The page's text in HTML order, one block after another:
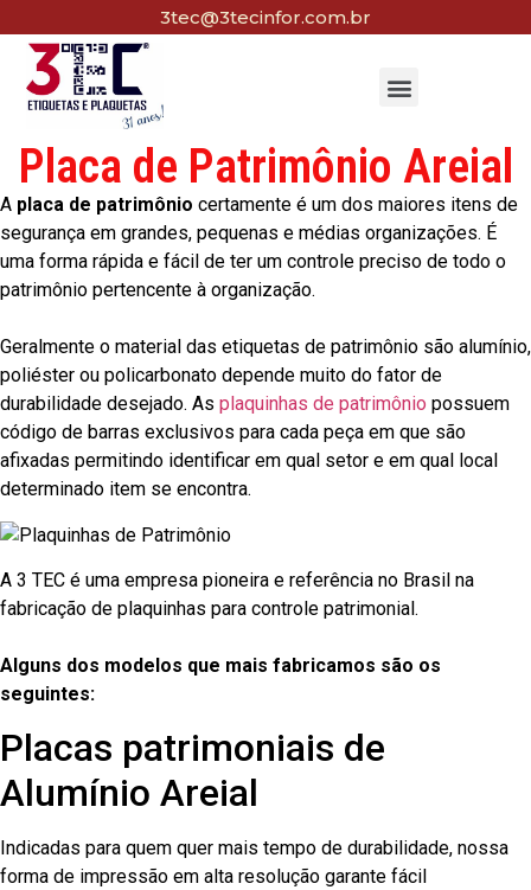
3tec@3tecinfor.com.br
Placa de Patrimônio Areial
A placa de patrimônio certamente é um dos maiores itens de
segurança em grandes, pequenas e médias organizações. É
uma forma rápida e fácil de ter um controle preciso de todo o
patrimônio pertencente à organização.
Geralmente o material das etiquetas de patrimônio são alumínio,
poliéster ou policarbonato depende muito do fator de
durabilidade desejado. As plaquinhas de patrimônio possuem
código de barras exclusivos para cada peça em que são
afixadas permitindo identificar em qual setor e em qual local
determinado item se encontra.
A 3 TEC é uma empresa pioneira e referência no Brasil na
fabricação de plaquinhas para controle patrimonial.
Alguns dos modelos que mais fabricamos são os
seguintes:
Placas patrimoniais de
Alumínio Areial
Indicadas para quem quer mais tempo de durabilidade, nossa
forma de impressão em alta resolução garante fácil